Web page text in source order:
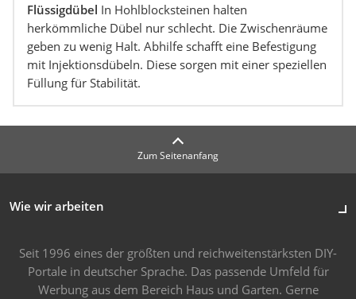
Flüssigdübel In Hohlblocksteinen halten
herkömmliche Dübel nur schlecht. Die Zwischenräume
geben zu wenig Halt. Abhilfe schafft eine Befestigung
mit Injektionsdübeln. Diese sorgen mit einer speziellen
Füllung für Stabilität.
Zum Seitenanfang
Wie wir arbeiten
Seit 1996 eines der größten und reichweitenstärksten DIY-
Portale in deutscher Sprache. Das passende Umfeld für
Werbung aus dem Bereich Haus und Garten. Gerne